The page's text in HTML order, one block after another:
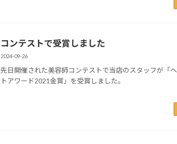
コンテストで受賞しました
2024-09-26
先日開催された美容師コンテストで当店のスタッフが「
トアワード2021金賞」を受賞しました。